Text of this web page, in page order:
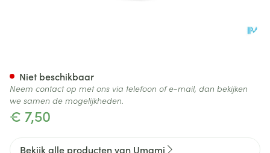
€ 7,50
Niet beschikbaar
Neem contact op met ons via telefoon of e-mail, dan bekijken
we samen de mogelijkheden.
Bekijk alle producten van Umami